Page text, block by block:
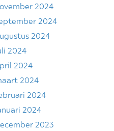
2024
2024
2024
2024
2024
2024
2024
2024
2023